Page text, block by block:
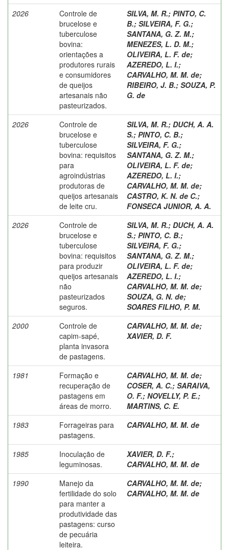
2026
Controle de
brucelose e
tuberculose
bovina:
orientações a
produtores rurais
e consumidores
de queijos
artesanais não
pasteurizados.
SILVA, M. R.; PINTO, C.
B.; SILVEIRA, F. G.;
SANTANA, G. Z. M.;
MENEZES, L. D. M.;
OLIVEIRA, L. F. de;
AZEREDO, L. I.;
CARVALHO, M. M. de;
RIBEIRO, J. B.; SOUZA, P.
G. de
2026
Controle de
brucelose e
tuberculose
bovina: requisitos
para
agroindústrias
produtoras de
queijos artesanais
de leite cru.
SILVA, M. R.; DUCH, A. A.
S.; PINTO, C. B.;
SILVEIRA, F. G.;
SANTANA, G. Z. M.;
OLIVEIRA, L. F. de;
AZEREDO, L. I.;
CARVALHO, M. M. de;
CASTRO, K. N. de C.;
FONSECA JUNIOR, A. A.
2026
Controle de
brucelose e
tuberculose
bovina: requisitos
para produzir
queijos artesanais
não
pasteurizados
seguros.
SILVA, M. R.; DUCH, A. A.
S.; PINTO, C. B.;
SILVEIRA, F. G.;
SANTANA, G. Z. M.;
OLIVEIRA, L. F. de;
AZEREDO, L. I.;
CARVALHO, M. M. de;
SOUZA, G. N. de;
SOARES FILHO, P. M.
2000
Controle de
capim-sapé,
planta invasora
de pastagens.
CARVALHO, M. M. de;
XAVIER, D. F.
1981
Formação e
recuperação de
pastagens em
áreas de morro.
CARVALHO, M. M. de;
COSER, A. C.; SARAIVA,
O. F.; NOVELLY, P. E.;
MARTINS, C. E.
1983
Forrageiras para
pastagens.
CARVALHO, M. M. de
1985
Inoculação de
leguminosas.
XAVIER, D. F.;
CARVALHO, M. M. de
1990
Manejo da
fertilidade do solo
para manter a
produtividade das
pastagens: curso
de pecuária
leiteira.
CARVALHO, M. M. de;
CARVALHO, M. M. de